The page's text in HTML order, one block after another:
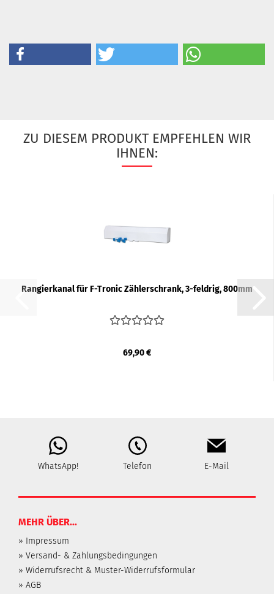
ZU DIESEM PRODUKT EMPFEHLEN WIR
IHNEN:
Ran­gier­ka­nal für F-​Tro­nic Zäh­ler­schrank, 3-​feld­rig, 800mm
69,90 €
WhatsApp! Telefon E-Mail
MEHR ÜBER...
» Impressum
» Versand- & Zahlungsbedingungen
» Widerrufsrecht & Muster-Widerrufsformular
» AGB